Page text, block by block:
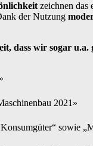
zeichnen das
der Nutzung
dass wir sogar
2021»
sowie